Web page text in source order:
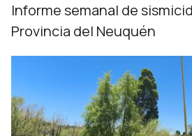
Informe semanal de
Provincia del Neuquén